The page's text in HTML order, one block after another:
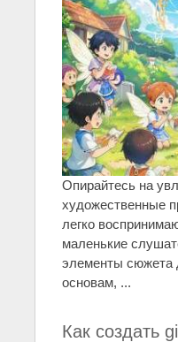
Опирайтесь на
художественные
легко
маленькие
элементы сюжета
основам, ...
Как создать